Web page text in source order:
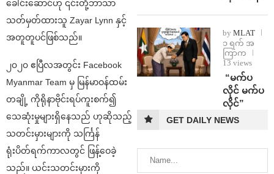
ခေါင်းဆောင်ဟု ၎င်းတို့ဘာသာ
သတ်မှတ်ထားသူ Zayar Lynn နှင့်
အတူတူပင်ဖြစ်သည်။
၂၀၂၀ ဧပြီလအတွင်း Facebook
Myanmar Team မှ မြန်မာဝန်ထမ်း
တချို့ ကိုရိုနာဗိုင်းရပ်ကူးစက်၍
သေဆုံးမှုများရှိနေသည် ဟုဆိုသည့်
သတင်းမှားများကို သင်္ကြန်
ရုံးပိတ်ရက်ကာလတွင် ဖြန့်ဝေခဲ့
သည်။ ယင်းသတင်းမှားကို
by MLAT
၁ ရက် အ
ကြာက
13 views
⁨ ⁨“မက်ပ
လိုင် မက်ပ
လိုင်”
GET DAILY NEWS